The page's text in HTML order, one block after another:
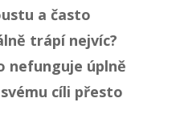
a často
trápí nejvíc?
nefunguje úplně
cíli přesto